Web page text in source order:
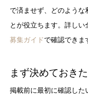
で済ませず、どのような
とが役立ちます。詳しい
募集ガイド で確認できま
まず決めておき
掲載前に最初に確認した